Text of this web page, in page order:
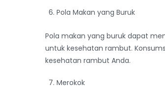
Pola Makan yang Buruk
Pola makan yang buruk dapat
untuk kesehatan rambut.
kesehatan rambut Anda.
Merokok